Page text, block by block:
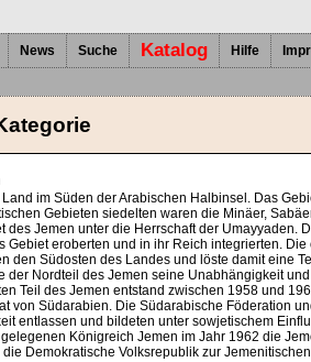
News Suche Katalog Hilfe
im Süden der Arabischen Halbinsel. Das
Gebieten siedelten waren die Minäer,
des Jemen unter die Herrschaft der
Gebiet eroberten und in ihr Reich integrierten.
den Südosten des Landes und löste damit eine
der Nordteil des Jemen seine Unabhängigkeit
Teil des Jemen entstand zwischen 1958 und
von Südarabien. Die Südarabische Föderation
entlassen und bildeten unter sowjetischem
Königreich Jemen im Jahr 1962 die
die Demokratische Volksrepublik zur